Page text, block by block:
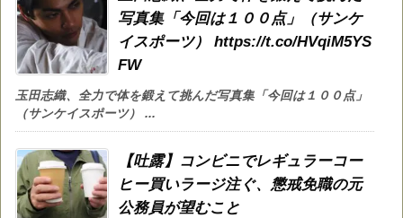
写真集「今回は１００点」（サンケ
イスポーツ） https://t.co/HVqiM5YS
FW
玉田志織、全力で体を鍛えて挑んだ写真集「今回は１００点」
（サンケイスポーツ） ...
【吐露】コンビニでレギュラーコー
ヒー買いラージ注ぐ、懲戒免職の元
公務員が望むこと